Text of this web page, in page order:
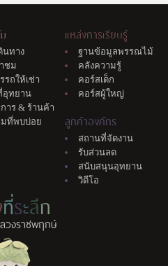
นทาง
ชม
รถให้เช่า
อุทยาน
าร & ร้านค้า
มที่พบบ่อย
แหล่งการเรียนรู้
ฐานข้อมูลพรรณไม้
คลังความรู้
คอร์สเด็ก
คอร์สผู้ใหญ่
ลูกค้าองค์กร
สถานที่จัดงาน
รับส่วนลด
สนับสนุนอุทยาน
วิดีโอ
ที่ระลึก
วงราชพฤกษ์